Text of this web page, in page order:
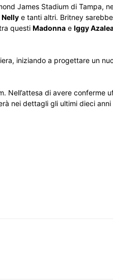
James Stadium di Tampa,
Nelly e tanti altri. Britney
questi Madonna e Iggy
iniziando a progettare un
Nell’attesa di avere conferme
nei dettagli gli ultimi dieci